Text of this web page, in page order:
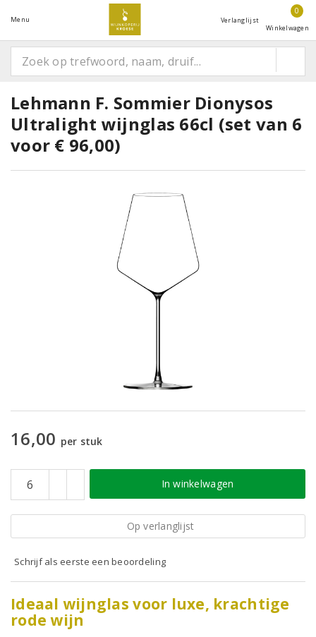
Menu Verlanglijst
0
Winkelwagen
Lehmann F. Sommier Dionysos
Ultralight wijnglas 66cl (set van 6
voor € 96,00)
16,00 per stuk
In winkelwagen
Op verlanglijst
Schrijf als eerste een beoordeling
Ideaal wijnglas voor luxe, krachtige
rode wijn